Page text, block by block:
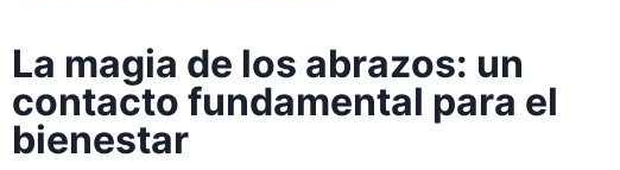
La magia de los abrazos: un
contacto fundamental para el
bienestar